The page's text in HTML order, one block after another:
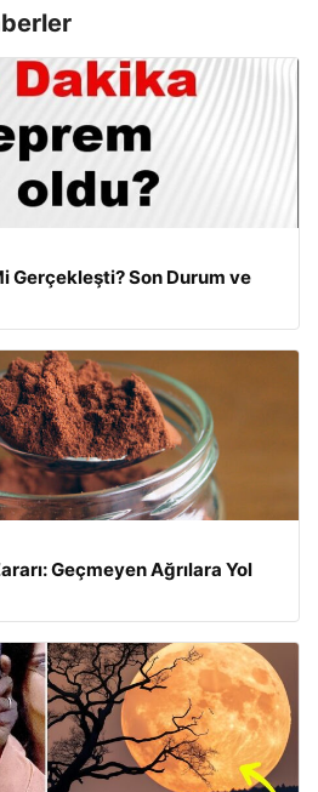
Gerçekleşti? Son Durum ve
Geçmeyen Ağrılara Yol